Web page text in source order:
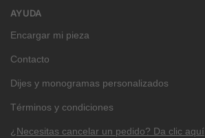
AYUDA
Encargar mi pieza
Contacto
Dijes y monogramas personalizados
Términos y condiciones
¿Necesitas cancelar un pedido? Da clic aquí